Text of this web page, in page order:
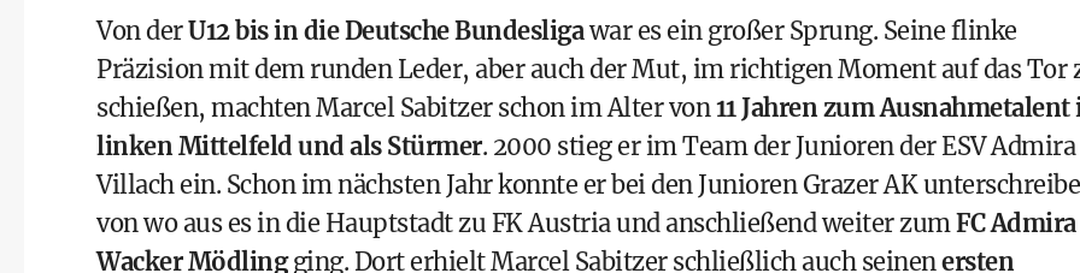
Von derU12 bis in die Deutsche Bundesligawar es ein großer Sprung. Seine flinke
Präzision mit dem runden Leder, aber auch der Mut, im richtigen Moment auf das Tor
schießen, machten Marcel Sabitzer schon im Alter von11 Jahren zum Ausnahmetalent
linken Mittelfeld und als Stürmer. 2000 stieg er im Team der Junioren der ESV Admira
Villach ein. Schon im nächsten Jahr konnte er bei den Junioren Grazer AK
von wo aus es in die Hauptstadt zu FK Austria und anschließend weiter zumFC Admira
Wacker Mödlingging. Dort erhielt Marcel Sabitzer schließlich auch seinenersten